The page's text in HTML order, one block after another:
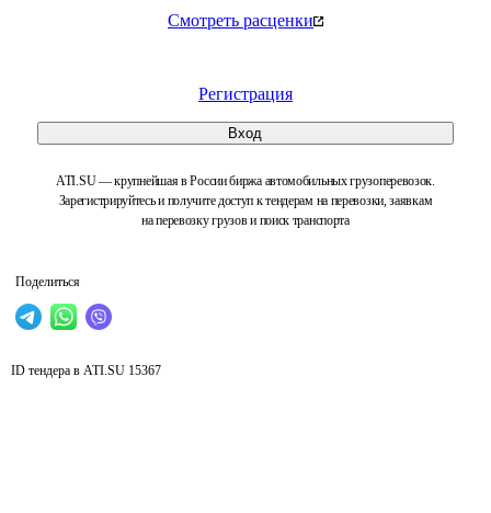
Смотреть расценки
Регистрация
Вход
ATI.SU — крупнейшая в России биржа автомобильных грузоперевозок.
Зарегистрируйтесь и получите доступ к тендерам на перевозки, заявкам
на перевозку грузов и поиск транспорта
Поделиться
ID тендера в ATI.SU 15367